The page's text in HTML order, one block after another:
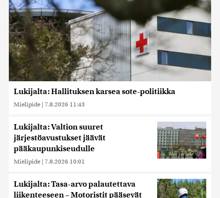
Lukijalta: Hallituksen karsea sote-politiikka
Mielipide | 7.8.2026 11:43
Lukijalta: Valtion suuret
järjestöavustukset jäävät
pääkaupunkiseudulle
Mielipide | 7.8.2026 10:01
Lukijalta: Tasa-arvo palautettava
liikenteeseen – Motoristit pääsevät